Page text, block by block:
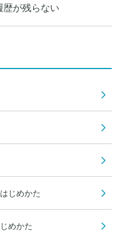
歴が残らない
じめかた
めかた